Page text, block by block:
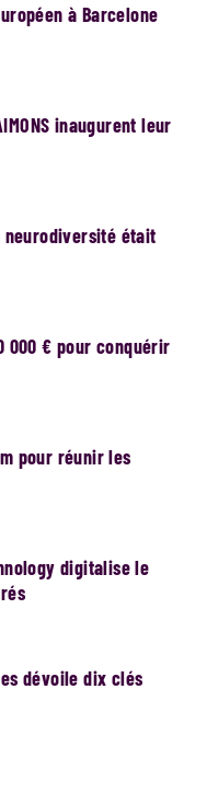
à Barcelone
inaugurent leur
neurodiversité était
000 € pour conquérir
pour réunir les
digitalise le
dévoile dix clés